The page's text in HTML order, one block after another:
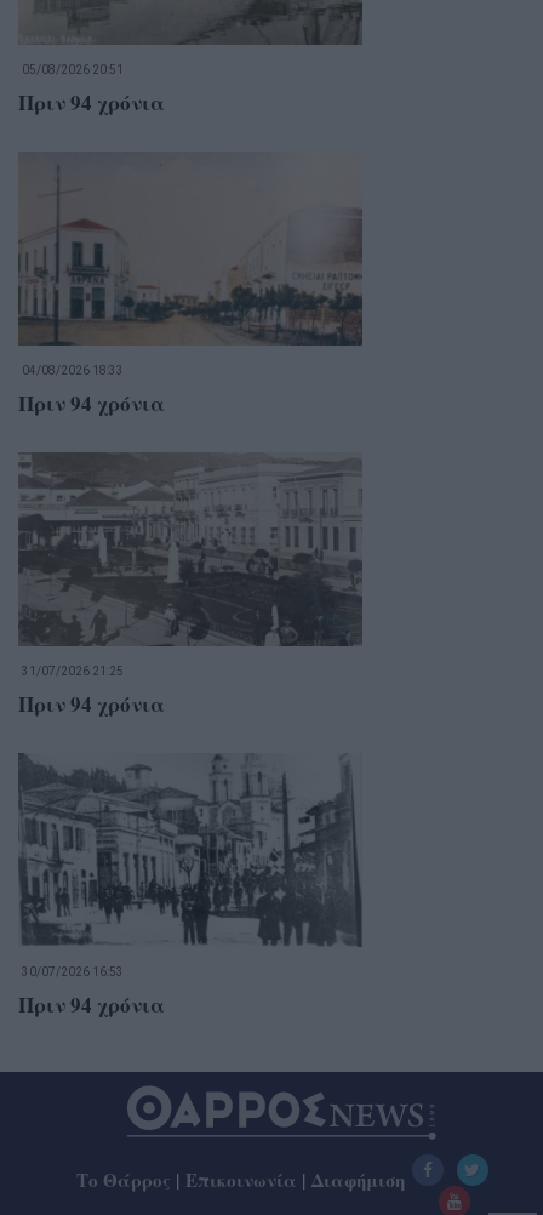
05/08/2026 20:51
Πριν 94 χρόνια
04/08/2026 18:33
Πριν 94 χρόνια
31/07/2026 21:25
Πριν 94 χρόνια
30/07/2026 16:53
Πριν 94 χρόνια
Το Θάρρος | Επικοινωνία | Διαφήμιση